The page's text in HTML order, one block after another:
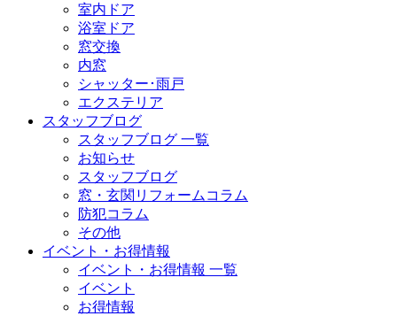
室内ドア
浴室ドア
窓交換
内窓
シャッター･雨戸
エクステリア
スタッフブログ
スタッフブログ 一覧
お知らせ
スタッフブログ
窓・玄関リフォームコラム
防犯コラム
その他
イベント・お得情報
イベント・お得情報 一覧
イベント
お得情報